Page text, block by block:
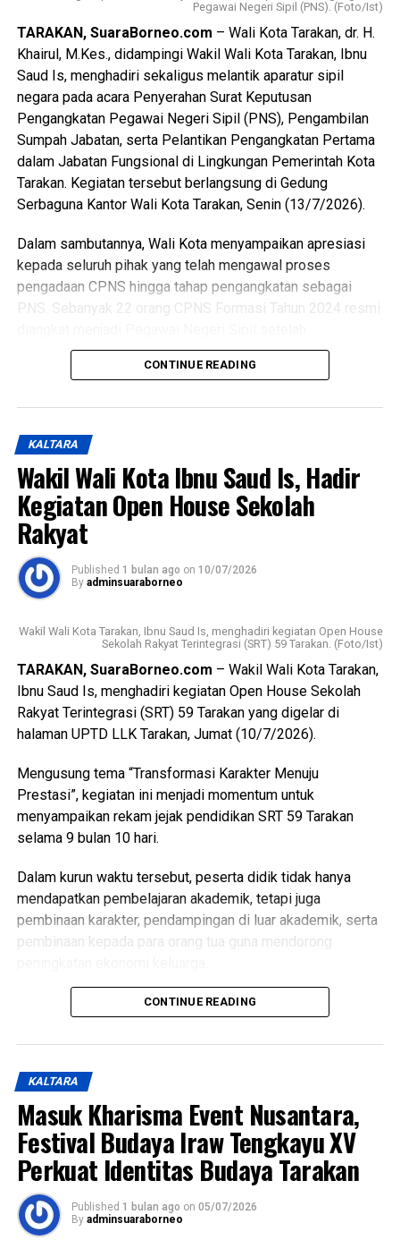
meningkatkan kualitas dan kapasitas pemuda, mendorong
kreativitas, inovasi, kewirausahaan, serta memperkuat
peran organisasi kepemudaan dan partisipasi generasi
muda dalam pembangunan daerah. Wali Kota juga
menekankan pentingnya implementasi yang konsisten,
terukur, dan berkelanjutan melalui sinergi antara
pemerintah, DPRD, organisasi kepemudaan, dunia
pendidikan, dunia usaha, dan seluruh pemangku
kepentingan guna mewujudkan pemuda Tarakan yang
berkarakter, mandiri, inovatif, dan berdaya saing.
Views: 55
Bagikan ke
Messenger 0 Twitter/X 0
Pegawai Negeri Sipil (PNS). (Foto/Ist)
TARAKAN, SuaraBorneo.com – Wali Kota Tarakan, dr. H.
Khairul, M.Kes., didampingi Wakil Wali Kota Tarakan, Ibnu
Saud Is, menghadiri sekaligus melantik aparatur sipil
negara pada acara Penyerahan Surat Keputusan
Pengangkatan Pegawai Negeri Sipil (PNS), Pengambilan
Sumpah Jabatan, serta Pelantikan Pengangkatan Pertama
dalam Jabatan Fungsional di Lingkungan Pemerintah Kota
Tarakan. Kegiatan tersebut berlangsung di Gedung
Serbaguna Kantor Wali Kota Tarakan, Senin (13/7/2026).
Dalam sambutannya, Wali Kota menyampaikan apresiasi
kepada seluruh pihak yang telah mengawal proses
pengadaan CPNS hingga tahap pengangkatan sebagai
PNS. Sebanyak 22 orang CPNS Formasi Tahun 2024 resmi
menyelesaikan seluruh tahapan yang dipersyaratkan, mulai
dari seleksi, Pelatihan Dasar CPNS, hingga proses
sebanyak 51 aparatur sipil negara juga dilantik dalam
pengangkatan pertama Jabatan Fungsional yang akan
bertugas di berbagai perangkat daerah di lingkungan
Pemerintah Kota Tarakan.
Wali Kota mengucapkan selamat kepada seluruh penerima
Surat Keputusan dan pejabat fungsional yang baru dilantik.
Ia menegaskan bahwa keberhasilan tersebut merupakan
buah dari perjuangan panjang serta amanah besar yang
harus dijalankan dengan penuh tanggung jawab.
Views: 68
Bagikan ke
Messenger
CONTINUE READING
KALTARA
Wakil Wali Kota Ibnu Saud Is, Hadir
Kegiatan Open House Sekolah
Rakyat
Published 1 bulan ago on 10/07/2026
By adminsuaraborneo
Wakil Wali Kota Tarakan, Ibnu Saud Is, menghadiri kegiatan Open House
Sekolah Rakyat Terintegrasi (SRT) 59 Tarakan. (Foto/Ist)
TARAKAN, SuaraBorneo.com – Wakil Wali Kota Tarakan,
Ibnu Saud Is, menghadiri kegiatan Open House Sekolah
Rakyat Terintegrasi (SRT) 59 Tarakan yang digelar di
halaman UPTD LLK Tarakan, Jumat (10/7/2026).
Mengusung tema “Transformasi Karakter Menuju
Prestasi”, kegiatan ini menjadi momentum untuk
menyampaikan rekam jejak pendidikan SRT 59 Tarakan
selama 9 bulan 10 hari.
Dalam kurun waktu tersebut, peserta didik tidak hanya
mendapatkan pembelajaran akademik, tetapi juga
pembinaan karakter, pendampingan di luar akademik, serta
pembinaan kepada para orang tua guna mendorong
Dalam sambutannya, Wakil Wali Kota menyampaikan rasa
Menurutnya, berbagai prestasi yang telah diraih serta karya
karakter yang dilakukan mampu melahirkan generasi yang
berprestasi dan memiliki potensi untuk terus berkembang.
Ia juga menegaskan bahwa keberadaan SRT 59 Tarakan
sejalan dengan program Asta Cita Presiden Republik
Indonesia serta visi dan misi Pemerintah Kota Tarakan
dalam meningkatkan kualitas sumber daya manusia.
CONTINUE READING
KALTARA
Masuk Kharisma Event Nusantara,
Festival Budaya Iraw Tengkayu XV
Perkuat Identitas Budaya Tarakan
Published 1 bulan ago on 05/07/2026
By adminsuaraborneo